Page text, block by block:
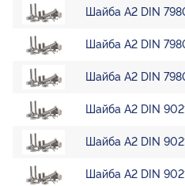
Шайба А2 DIN
Шайба А2 DIN
Шайба А2 DIN
Шайба А2 DIN
Шайба А2 DIN
Шайба А2 DIN